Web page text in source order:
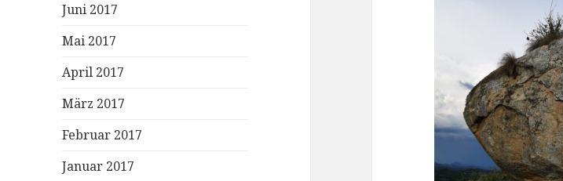
Juni 2017
Mai 2017
April 2017
März 2017
Februar 2017
Januar 2017